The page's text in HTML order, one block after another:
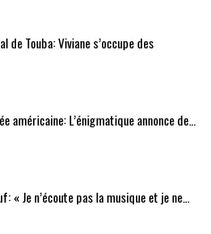
de Touba: Viviane s’occupe des
américaine: L’énigmatique annonce de…
« Je n’écoute pas la musique et je ne…